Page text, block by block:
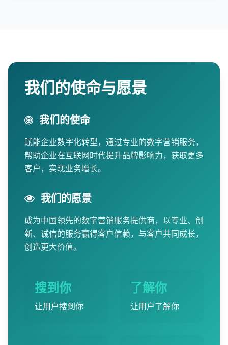
我们的使命与愿景
我们的使命
赋能企业数字化转型，通过专业的数字营销服务，
帮助企业在互联网时代提升品牌影响力，获取更多
客户，实现业务增长。
我们的愿景
成为中国领先的数字营销服务提供商，以专业、创
新、诚信的服务赢得客户信赖，与客户共同成长，
创造更大价值。
搜到你
让用户搜到你
了解你
让用户了解你